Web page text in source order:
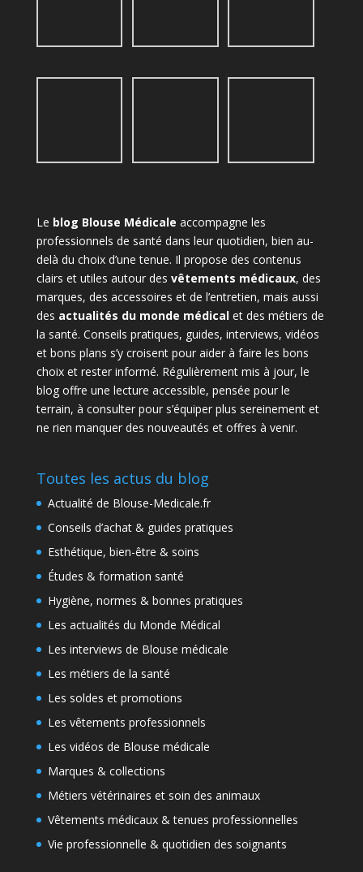
Le blog Blouse Médicale accompagne les
professionnels de santé dans leur quotidien, bien au-
delà du choix d’une tenue. Il propose des contenus
clairs et utiles autour des vêtements médicaux, des
marques, des accessoires et de l’entretien, mais aussi
des actualités du monde médicalet des métiers de
la santé. Conseils pratiques, guides, interviews, vidéos
et bons plans s’y croisent pour aider à faire les bons
choix et rester informé. Régulièrement mis à jour, le
blog offre une lecture accessible, pensée pour le
terrain, à consulter pour s’équiper plus sereinement et
ne rien manquer des nouveautés et offres à venir.
Toutes les actus du blog
Actualité de Blouse-Medicale.fr
Conseils d’achat & guides pratiques
Esthétique, bien-être & soins
Études & formation santé
Hygiène, normes & bonnes pratiques
Les actualités du Monde Médical
Les interviews de Blouse médicale
Les métiers de la santé
Les soldes et promotions
Les vêtements professionnels
Les vidéos de Blouse médicale
Marques & collections
Métiers vétérinaires et soin des animaux
Vêtements médicaux & tenues professionnelles
Vie professionnelle & quotidien des soignants